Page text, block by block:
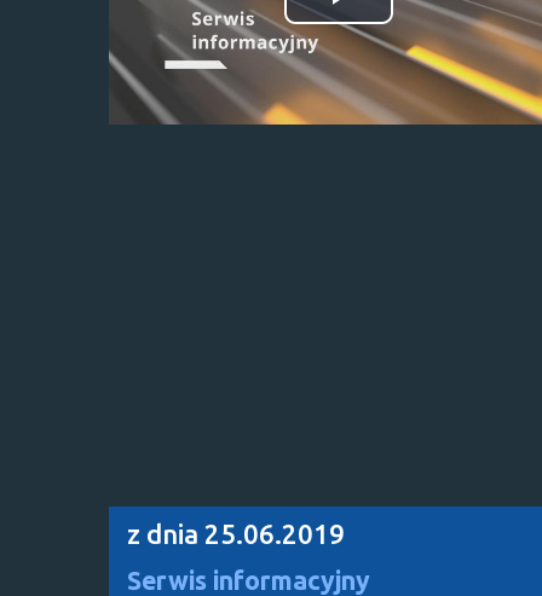
Odtwórz
wideo
z dnia 25.06.2019
Serwis informacyjny